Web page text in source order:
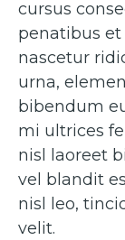
cursus
penatibus
nascetur
urna,
bibendum
mi ultrices
nisl laoreet
vel blandit
nisl leo,
velit.